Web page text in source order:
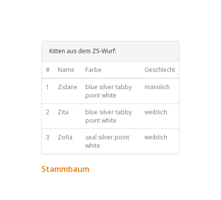
Kitten aus dem Z5-Wurf:
# Name Farbe Geschlecht
1 Zidane
blue silver tabby
point white
männlich
2 Zita
blue silver tabby
point white
weiblich
3 Zofia
seal silver point
white
weiblich
Stammbaum